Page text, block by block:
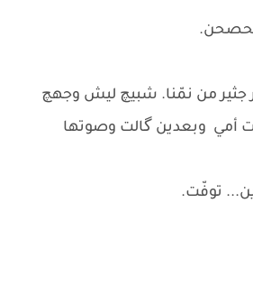
جثير من نمّنا. شبيچ ليش وجهچ
وبعدين گالت وصوتها
توفّت.